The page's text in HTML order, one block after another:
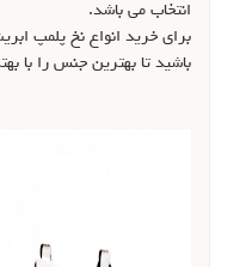
انتخاب می باشد.
برای خرید انواع نخ پلمپ
باشید تا بهترین جنس را با